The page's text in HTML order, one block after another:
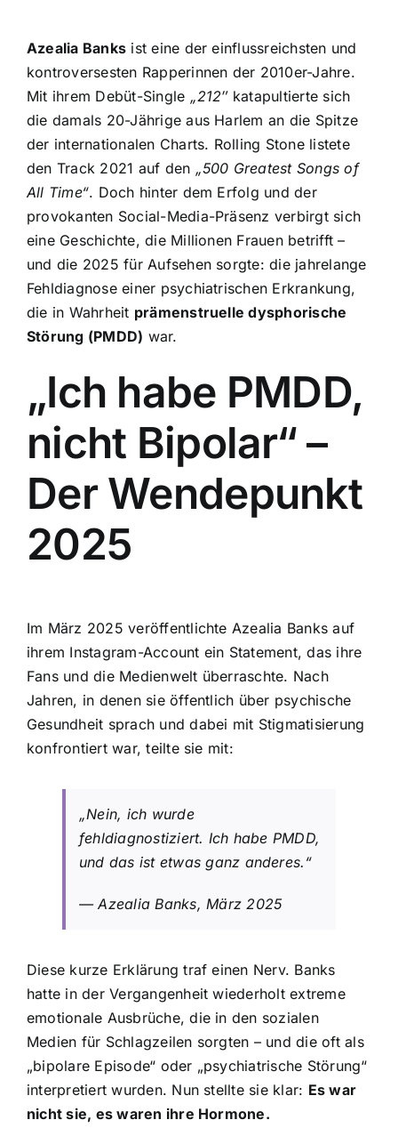
Azealia Banks ist eine der einflussreichsten und
kontroversesten Rapperinnen der 2010er-Jahre.
Mit ihrem Debüt-Single „212″katapultierte sich
die damals 20-Jährige aus Harlem an die Spitze
der internationalen Charts. Rolling Stone listete
den Track 2021 auf den „500 Greatest Songs of
All Time“. Doch hinter dem Erfolg und der
provokanten Social-Media-Präsenz verbirgt sich
eine Geschichte, die Millionen Frauen betrifft –
und die 2025 für Aufsehen sorgte: die jahrelange
Fehldiagnose einer psychiatrischen Erkrankung,
die in Wahrheit prämenstruelle dysphorische
Störung (PMDD) war.
„Ich habe PMDD,
nicht Bipolar“ –
Der Wendepunkt
2025
Im März 2025 veröffentlichte Azealia Banks auf
ihrem Instagram-Account ein Statement, das ihre
Fans und die Medienwelt überraschte. Nach
Jahren, in denen sie öffentlich über psychische
Gesundheit sprach und dabei mit Stigmatisierung
konfrontiert war, teilte sie mit:
„Nein, ich wurde
fehldiagnostiziert. Ich habe PMDD,
und das ist etwas ganz anderes.“
— Azealia Banks, März 2025
Diese kurze Erklärung traf einen Nerv. Banks
hatte in der Vergangenheit wiederholt extreme
emotionale Ausbrüche, die in den sozialen
Medien für Schlagzeilen sorgten – und die oft als
„bipolare Episode“ oder „psychiatrische Störung“
interpretiert wurden. Nun stellte sie klar: Es war
nicht sie, es waren ihre Hormone.